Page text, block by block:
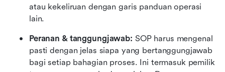
atau kekeliruan dengan garis panduan operasi
lain.
Peranan & tanggungjawab: SOP harus mengenal
pasti dengan jelas siapa yang bertanggungjawab
bagi setiap bahagian proses. Ini termasuk pemilik